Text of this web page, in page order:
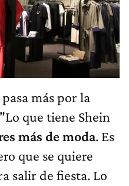
más por la
que tiene Shein
más de moda. Es
que se quiere
salir de fiesta. Lo